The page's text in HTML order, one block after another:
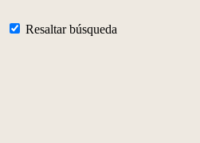
Resaltar búsqueda